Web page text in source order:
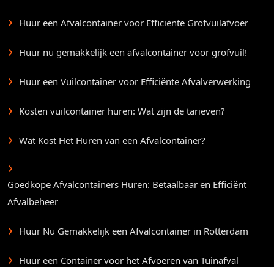
Huur een Afvalcontainer voor Efficiënte Grofvuilafvoer
Huur nu gemakkelijk een afvalcontainer voor grofvuil!
Huur een Vuilcontainer voor Efficiënte Afvalverwerking
Kosten vuilcontainer huren: Wat zijn de tarieven?
Wat Kost Het Huren van een Afvalcontainer?
Goedkope Afvalcontainers Huren: Betaalbaar en Efficiënt
Afvalbeheer
Huur Nu Gemakkelijk een Afvalcontainer in Rotterdam
Huur een Container voor het Afvoeren van Tuinafval